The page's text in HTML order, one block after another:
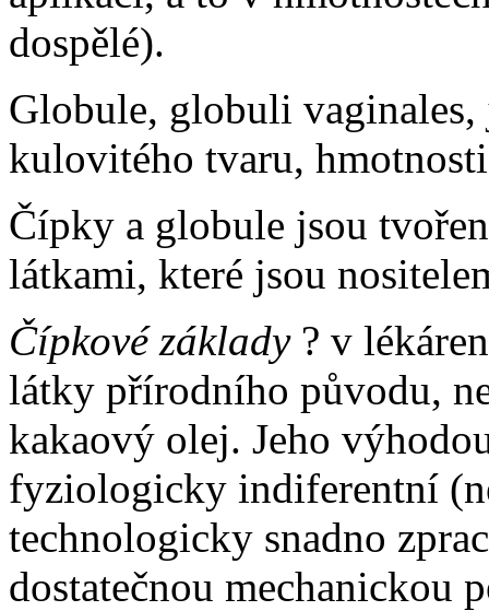
dospělé).
Globule, globuli
kulovitého tvaru,
Čípky a globule jsou
látkami, které jsou
Čípkové základy? v
látky přírodního původu,
kakaový olej. Jeho
fyziologicky indiferentní
technologicky snadno
dostatečnou mechanickou